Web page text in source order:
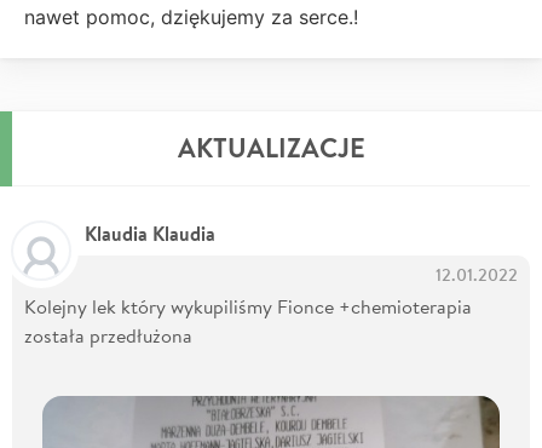
nawet pomoc, dziękujemy za serce.!
AKTUALIZACJE
Klaudia Klaudia
12.01.2022
Kolejny lek który wykupiliśmy Fionce +chemioterapia
została przedłużona